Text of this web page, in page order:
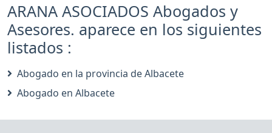
ARANA ASOCIADOS Abogados y
Asesores. aparece en los siguientes
listados :
Abogado en la provincia de Albacete
Abogado en Albacete